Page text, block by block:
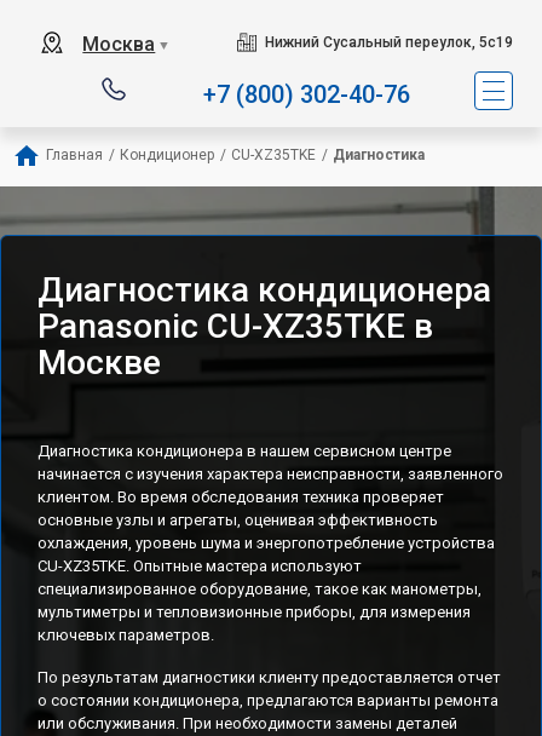
Москва ▼ Нижний Сусальный переулок, 5с19
+7 (800) 302-40-76
Главная / Кондиционер / CU-XZ35TKE / Диагностика
Диагностика кондиционера
Panasonic CU-XZ35TKE в
Москве
Диагностика кондиционера в нашем сервисном центре
начинается с изучения характера неисправности, заявленного
клиентом. Во время обследования техника проверяет
основные узлы и агрегаты, оценивая эффективность
охлаждения, уровень шума и энергопотребление устройства
CU-XZ35TKE. Опытные мастера используют
специализированное оборудование, такое как манометры,
мультиметры и тепловизионные приборы, для измерения
ключевых параметров.
По результатам диагностики клиенту предоставляется отчет
о состоянии кондиционера, предлагаются варианты ремонта
или обслуживания. При необходимости замены деталей